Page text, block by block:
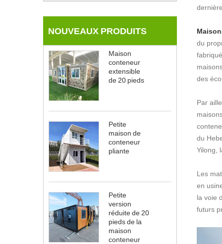
NOUVEAUX PRODUITS
Maison
conteneur
extensible
de 20 pieds
Petite
maison de
conteneur
pliante
Petite
version
réduite de 20
pieds de la
maison
conteneur
du
des
Par
du
Yilong,
Les
en
la voie
futurs